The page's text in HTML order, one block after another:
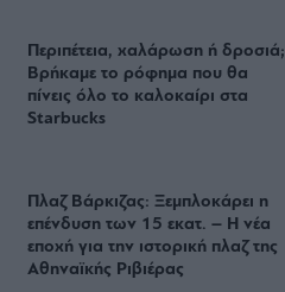
Περιπέτεια, χαλάρωση ή δροσιά;
Βρήκαμε το ρόφημα που θα
πίνεις όλο το καλοκαίρι στα
Starbucks
Πλαζ Βάρκιζας: Ξεμπλοκάρει η
επένδυση των 15 εκατ. – Η νέα
εποχή για την ιστορική πλαζ της
Αθηναϊκής Ριβιέρας